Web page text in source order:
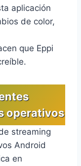
aplicación
de color,
que Eppi
operativos
streaming
Android
en